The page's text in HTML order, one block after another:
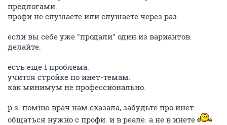
предлогами.
профи не слушаете или слушаете через раз.
если вы себе уже "продали" один из вариантов.
делайте.
есть еще 1 проблема.
учится стройке по инет-темам.
как минимум не профессионально.
p.s. помню врач нам сказала, забудьте про инет...
общаться нужно с профи. и в реале. а не в инете